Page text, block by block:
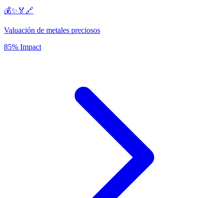
💰✨🏅🔗
Valuación de metales preciosos
85% Impact